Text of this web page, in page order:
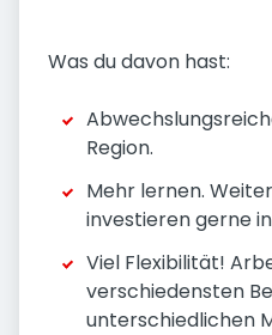
Was du davon hast:
Region.
Mehr lernen.
investieren gerne
Viel Flexibilität!
verschiedensten
unterschiedlichen